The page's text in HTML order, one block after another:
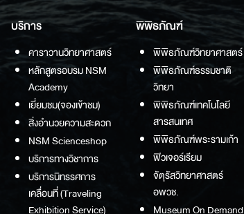
บริการ
คาราวานวิทยาศาสตร์
หลักสูตรอบรม NSM
Academy
เยี่ยมชม(จองเข้าชม)
สิ่งอำนวยความสะดวก
NSM Scienceshop
บริการทางวิชาการ
บริการนิทรรศการ
เคลื่อนที่ (Traveling
Exhibition Service)
พิพิธภัณฑ์
พิพิธภัณฑ์วิทยาศาสตร์
พิพิธภัณฑ์ธรรมชาติ
วิทยา
พิพิธภัณฑ์เทคโนโลยี
สารสนเทศ
พิพิธภัณฑ์พระรามเก้า
ฟิวเจอร์เรียม
จัตุรัสวิทยาศาสตร์
อพวช.
Museum On Demand